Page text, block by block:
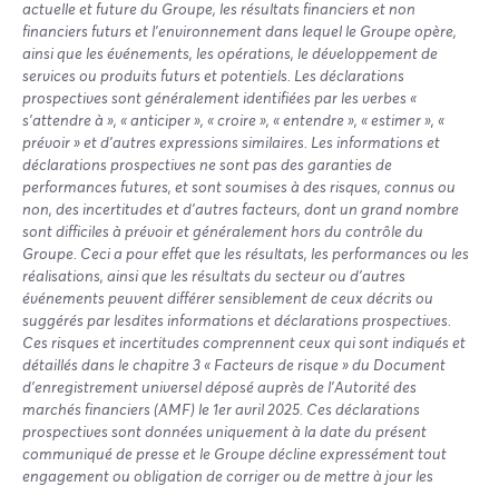
actuelle et future du Groupe, les résultats financiers et non
financiers futurs et l'environnement dans lequel le Groupe opère,
ainsi que les événements, les opérations, le développement de
services ou produits futurs et potentiels. Les déclarations
prospectives sont généralement identifiées par les verbes «
s’attendre à », « anticiper », « croire », « entendre », « estimer », «
prévoir » et d’autres expressions similaires. Les informations et
déclarations prospectives ne sont pas des garanties de
performances futures, et sont soumises à des risques, connus ou
non, des incertitudes et d’autres facteurs, dont un grand nombre
sont difficiles à prévoir et généralement hors du contrôle du
Groupe. Ceci a pour effet que les résultats, les performances ou les
réalisations, ainsi que les résultats du secteur ou d’autres
événements peuvent différer sensiblement de ceux décrits ou
suggérés par lesdites informations et déclarations prospectives.
Ces risques et incertitudes comprennent ceux qui sont indiqués et
détaillés dans le chapitre 3 « Facteurs de risque » du Document
d’enregistrement universel déposé auprès de l’Autorité des
marchés financiers (AMF) le 1er avril 2025. Ces déclarations
prospectives sont données uniquement à la date du présent
communiqué de presse et le Groupe décline expressément tout
engagement ou obligation de corriger ou de mettre à jour les